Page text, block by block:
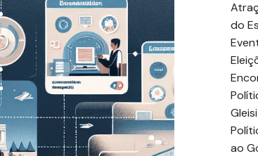
do
ao